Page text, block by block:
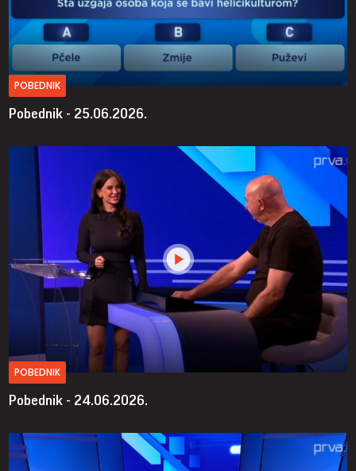
POBEDNIK
Pobednik - 25.06.2026.
POBEDNIK
Pobednik - 24.06.2026.